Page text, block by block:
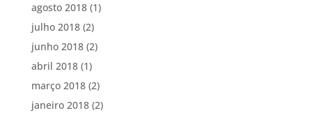
agosto 2018(1)
julho 2018(2)
junho 2018(2)
abril 2018(1)
março 2018(2)
janeiro 2018(2)